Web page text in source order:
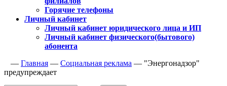
Горячие телефоны
Личный кабинет
Личный кабинет юридического лица и ИП
Личный кабинет физического(бытового)
абонента
— Главная — Социальная реклама — "Энергонадзор"
предупреждает